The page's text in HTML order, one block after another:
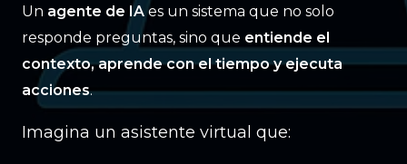
Un agente de IAes un sistema que no solo
responde preguntas, sino que entiende el
contexto, aprende con el tiempo y ejecuta
acciones.
Imagina un asistente virtual que: